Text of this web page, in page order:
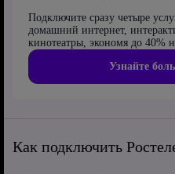
Подключите сразу четыре
домашний интернет,
кинотеатры, экономя до 40%
Узнайте
Как подключить